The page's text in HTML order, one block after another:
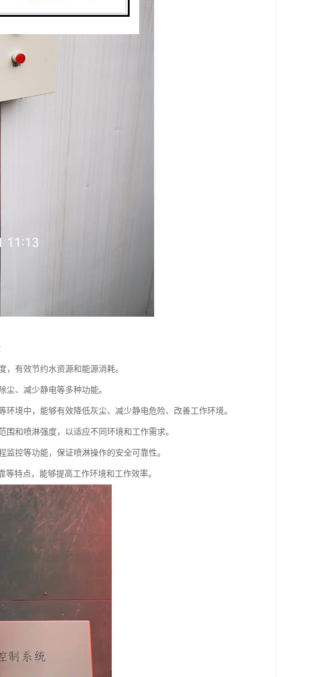
有效节约水资源和能源消耗。
、减少静电等多种功能。
境中，能够有效降低灰尘、减少静电危险、改善工作环境。
和喷淋强度，以适应不同环境和工作需求。
控等功能，保证喷淋操作的安全可靠性。
特点，能够提高工作环境和工作效率。